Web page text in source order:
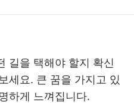
길을 택해야 할지 확신
세요. 큰 꿈을 가지고 있
하게 느껴집니다.